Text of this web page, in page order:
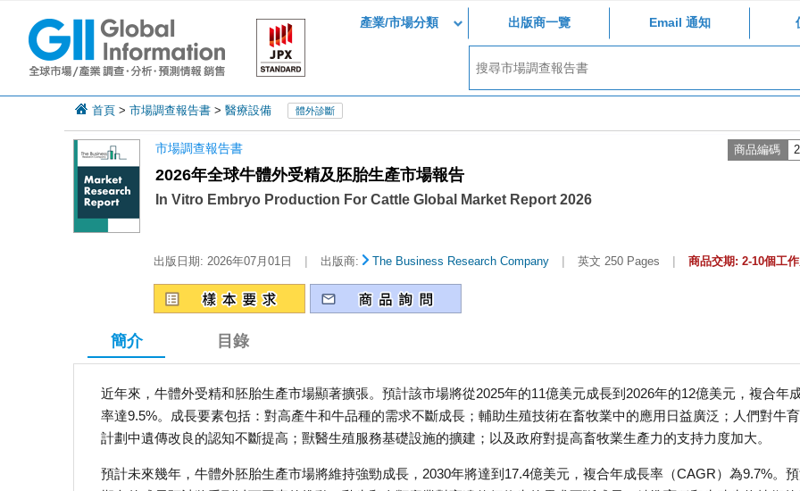
產業/市場分類 出版商一覽 Email 通知
首頁 > 市場調查報告書 > 醫療設備 體外診斷
市場調查報告書 商品編碼
2026年全球牛體外受精及胚胎生產市場報告
In Vitro Embryo Production For Cattle Global Market Report 2026
出版日期: 2026年07月01日 | 出版商: The Business Research Company | 英文 250 Pages | 商品交期: 2-10個工
簡介 目錄
近年來，牛體外受精和胚胎生產市場顯著擴張。預計該市場將從2025年的11億美元成長到2026年的12億美元，複合年
率達9.5%。成長要素包括：對高產牛和牛品種的需求不斷成長；輔助生殖技術在畜牧業中的應用日益廣泛；人們對牛
計劃中遺傳改良的認知不斷提高；獸醫生殖服務基礎設施的擴建；以及政府對提高畜牧業生產力的支持力度加大。
預計未來幾年，牛體外胚胎生產市場將維持強勁成長，2030年將達到17.4億美元，複合年成長率（CAGR）為9.7%。